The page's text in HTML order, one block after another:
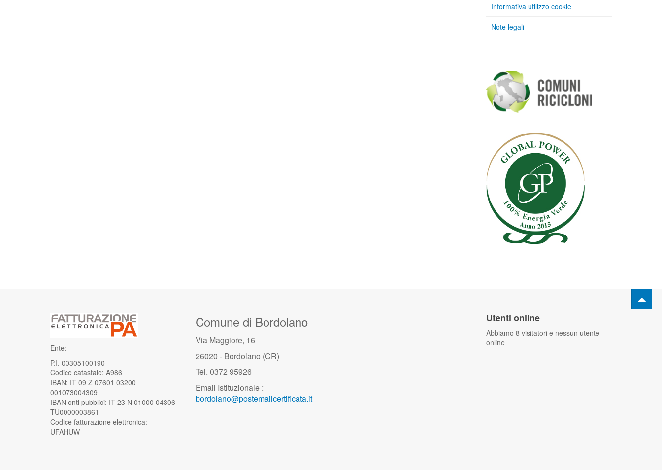
Informativa utilizzo cookie
Note legali
Ente:
P.I. 00305100190
Codice catastale: A986
IBAN: IT 09 Z 07601 03200
001073004309
IBAN enti pubblici: IT 23 N 01000 04306
TU0000003861
Codice fatturazione elettronica:
UFAHUW
Comune di Bordolano
Via Maggiore, 16
26020 - Bordolano (CR)
Tel. 0372 95926
Email Istituzionale :
bordolano@postemailcertificata.it
Utenti online
Abbiamo 8 visitatori e nessun utente
online